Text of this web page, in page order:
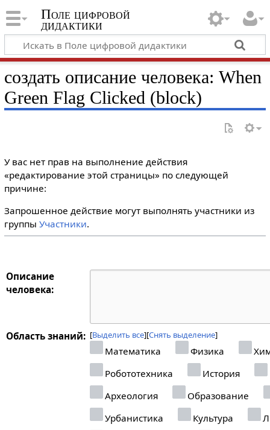
Поле цифровой
дидактики
создать описание человека: When
Green Flag Clicked (block)
У вас нет прав на выполнение действия
«редактирование этой страницы» по следующей
причине:
Запрошенное действие могут выполнять участники из
группы Участники.
Описание
человека:
Область знаний: Выделить все Снять выделение
Математика Физика
Робототехника
История
Археология
Образование
Урбанистика
Культура